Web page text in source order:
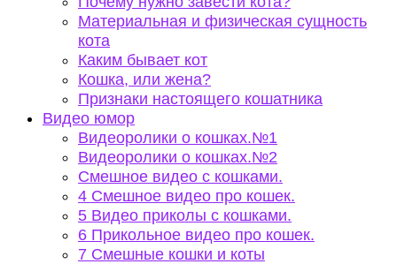
Материальная и физическая сущность
кота
Каким бывает кот
Кошка, или жена?
Признаки настоящего кошатника
Видео юмор
Видеоролики о кошках.№1
Видеоролики о кошках.№2
Смешное видео с кошками.
4 Смешное видео про кошек.
5 Видео приколы с кошками.
6 Прикольное видео про кошек.
7 Смешные кошки и коты